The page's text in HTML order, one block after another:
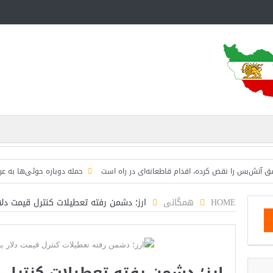
را نقض کرده، اقدام قاطعانه‌ای در راه است حمله دوباره حوثی‌ها به
HOME همگانی ارز؛ دشمن رفته تعطیلات کنترل قیمت